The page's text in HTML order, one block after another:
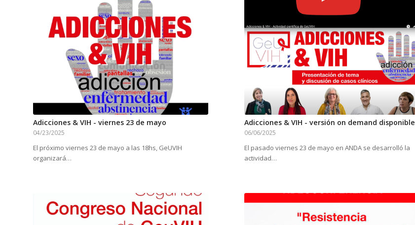
Adicciones & VIH - viernes 23 de mayo
04/23/2025
El próximo viernes 23 de mayo a las 18hs, GeUVIH
organizará…
Adicciones & VIH - versión on demand disponible
06/06/2025
El pasado viernes 23 de mayo en ANDA se desarrolló la
actividad…